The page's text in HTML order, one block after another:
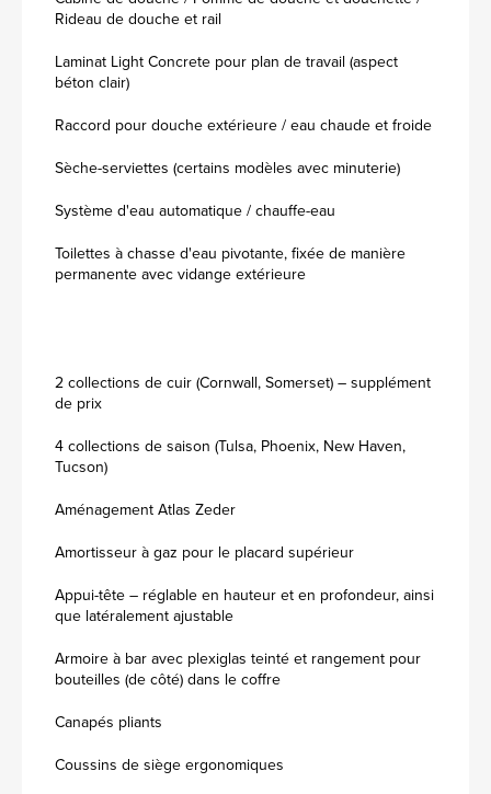
Rideau de douche et rail
Laminat Light Concrete pour plan de travail (aspect
béton clair)
Raccord pour douche extérieure / eau chaude et froide
Sèche-serviettes (certains modèles avec minuterie)
Système d'eau automatique / chauffe-eau
Toilettes à chasse d'eau pivotante, fixée de manière
permanente avec vidange extérieure
2 collections de cuir (Cornwall, Somerset) – supplément
de prix
4 collections de saison (Tulsa, Phoenix, New Haven,
Tucson)
Aménagement Atlas Zeder
Amortisseur à gaz pour le placard supérieur
Appui-tête – réglable en hauteur et en profondeur, ainsi
que latéralement ajustable
Armoire à bar avec plexiglas teinté et rangement pour
bouteilles (de côté) dans le coffre
Canapés pliants
Coussins de siège ergonomiques